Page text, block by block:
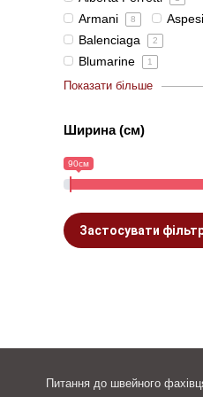
Armani 8 Aspesi
Balenciaga 2
Blumarine 1
Показати більше
Ширина (см)
90см
Застосувати
Питання до швейного